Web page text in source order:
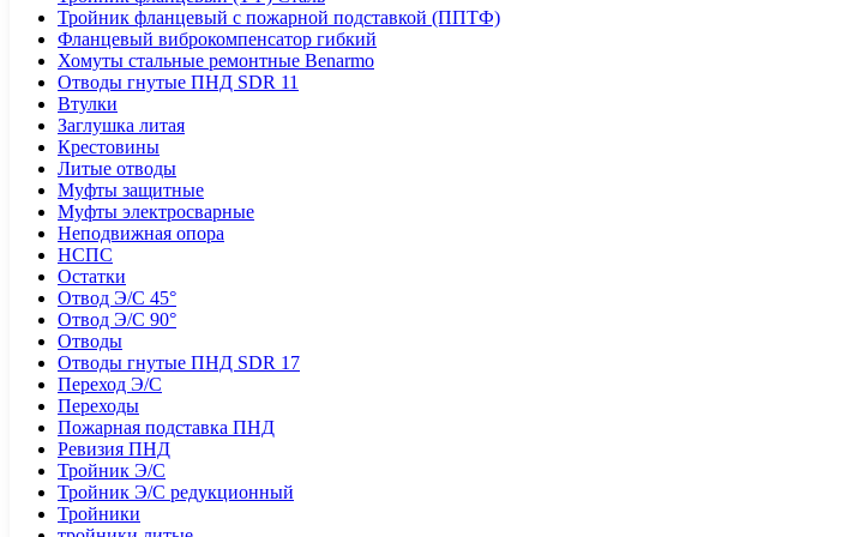
Тройник фланцевый с пожарной подставкой (ППТФ)
Фланцевый виброкомпенсатор гибкий
Хомуты стальные ремонтные Benarmo
Отводы гнутые ПНД SDR 11
Втулки
Заглушка литая
Крестовины
Литые отводы
Муфты защитные
Муфты электросварные
Неподвижная опора
НСПС
Остатки
Отвод Э/С 45°
Отвод Э/С 90°
Отводы
Отводы гнутые ПНД SDR 17
Переход Э/С
Переходы
Пожарная подставка ПНД
Ревизия ПНД
Тройник Э/С
Тройник Э/С редукционный
Тройники